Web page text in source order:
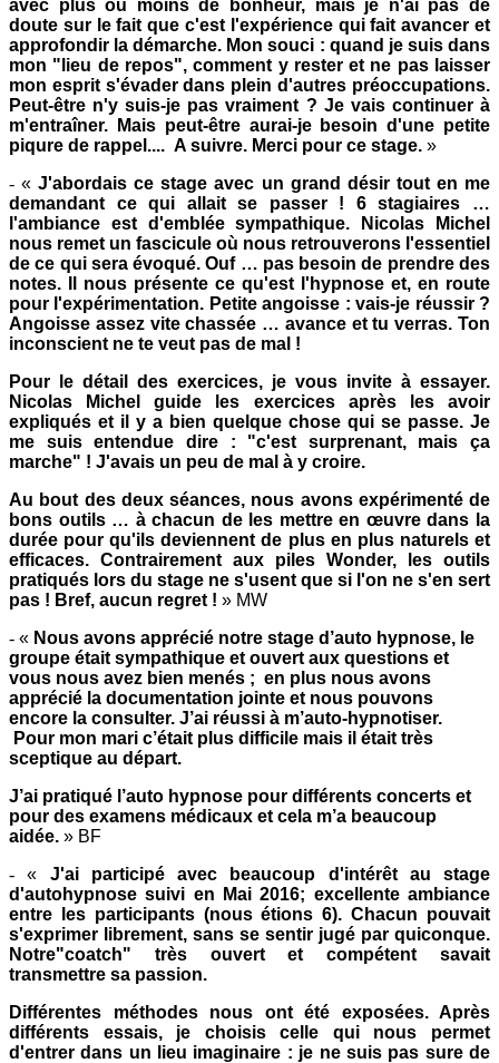
avec plus ou moins de bonheur, mais je n'ai pas de
doute sur le fait que c'est l'expérience qui fait avancer et
approfondir la démarche. Mon souci : quand je suis dans
mon "lieu de repos", comment y rester et ne pas laisser
mon esprit s'évader dans plein d'autres préoccupations.
Peut-être n'y suis-je pas vraiment ? Je vais continuer à
m'entraîner. Mais peut-être aurai-je besoin d'une petite
piqure de rappel.... A suivre. Merci pour ce stage. »
-«J'abordais ce stage avec un grand désir tout en me
demandant ce qui allait se passer ! 6 stagiaires …
l'ambiance est d'emblée sympathique. Nicolas Michel
nous remet un fascicule où nous retrouverons l'essentiel
de ce qui sera évoqué. Ouf … pas besoin de prendre des
notes. Il nous présente ce qu'est l'hypnose et, en route
pour l'expérimentation. Petite angoisse : vais-je réussir ?
Angoisse assez vite chassée … avance et tu verras. Ton
inconscient ne te veut pas de mal !
Pour le détail des exercices, je vous invite à essayer.
Nicolas Michel guide les exercices après les avoir
expliqués et il y a bien quelque chose qui se passe. Je
me suis entendue dire : "c'est surprenant, mais ça
marche" ! J'avais un peu de mal à y croire.
Au bout des deux séances, nous avons expérimenté de
bons outils … à chacun de les mettre en œuvre dans la
durée pour qu'ils deviennent de plus en plus naturels et
efficaces. Contrairement aux piles Wonder, les outils
pratiqués lors du stage ne s'usent que si l'on ne s'en sert
pas ! Bref, aucun regret ! » MW
- « Nous avons apprécié notre stage d’auto hypnose, le
groupe était sympathique et ouvert aux questions et
vous nous avez bien menés ; en plus nous avons
apprécié la documentation jointe et nous pouvons
encore la consulter. J’ai réussi à m’auto-hypnotiser.
Pour mon mari c’était plus difficile mais il était très
sceptique au départ.
J’ai pratiqué l’auto hypnose pour différents concerts et
pour des examens médicaux et cela m’a beaucoup
aidée. » BF
-« J'ai participé avec beaucoup d'intérêt au stage
d'autohypnose suivi en Mai 2016; excellente ambiance
entre les participants (nous étions 6). Chacun pouvait
s'exprimer librement, sans se sentir jugé par quiconque.
Notre"coatch" très ouvert et compétent savait
transmettre sa passion.
Différentes méthodes nous ont été exposées. Après
différents essais, je choisis celle qui nous permet
d'entrer dans un lieu imaginaire : je ne suis pas sure de